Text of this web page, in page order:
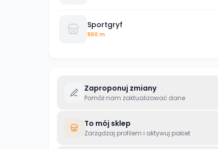
Sportgryf
860 m
Zaproponuj zmiany
Pomóż nam zaktualizować dane
To mój sklep
Zarządzaj profilem i aktywuj pakiet